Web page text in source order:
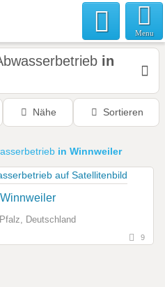
Menu
in
Nähe Sortieren
in Winnweiler
Deutschland
9